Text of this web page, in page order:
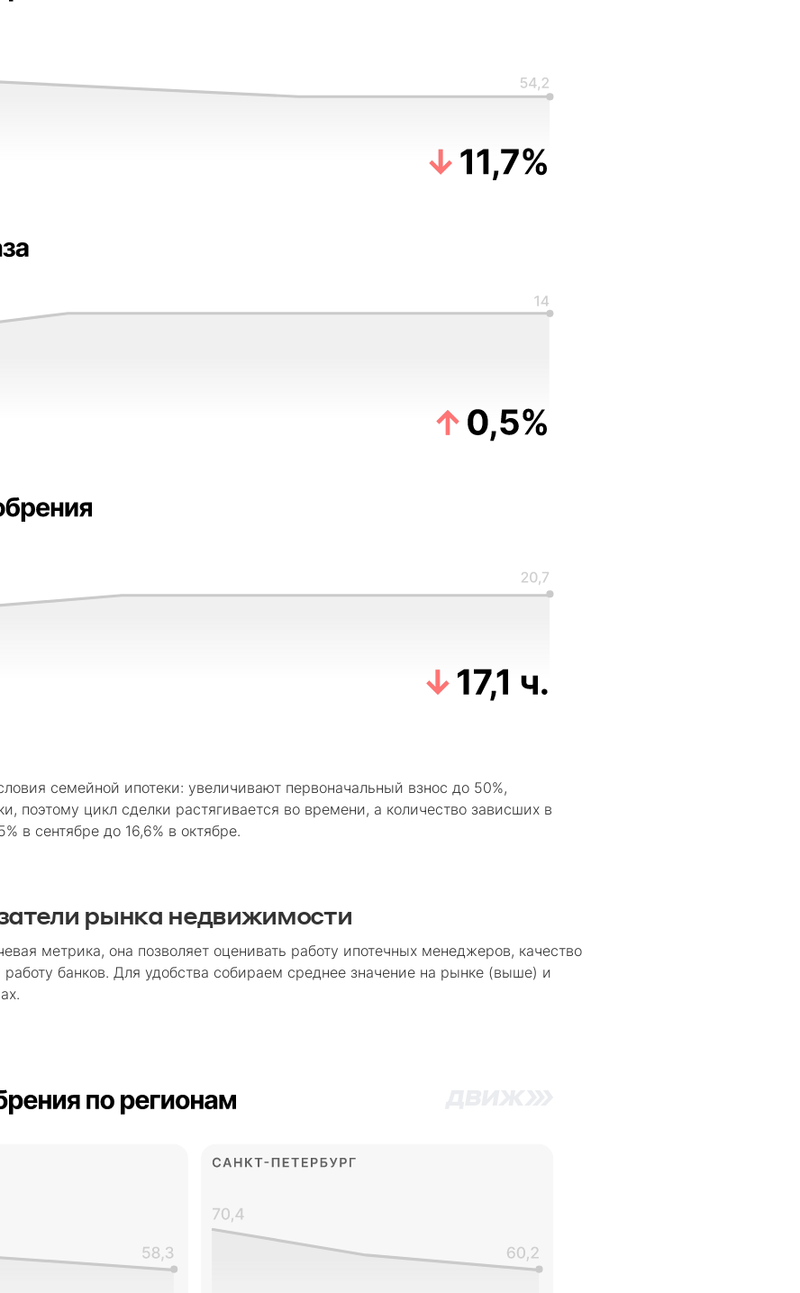
семейной ипотеки: увеличивают первоначальный взнос до 50%,
поэтому цикл сделки растягивается во времени, а количество зависших в
в сентябре до 16,6% в октябре.
рынка недвижимости
метрика, она позволяет оценивать работу ипотечных менеджеров, качество
работу банков. Для удобства собираем среднее значение на рынке (выше) и